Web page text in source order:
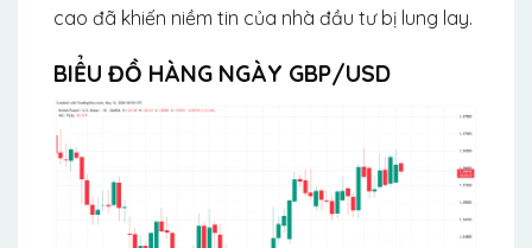
cao đã khiến niềm tin của nhà đầu tư bị lung lay.
BIỂU ĐỒ HÀNG NGÀY GBP/USD